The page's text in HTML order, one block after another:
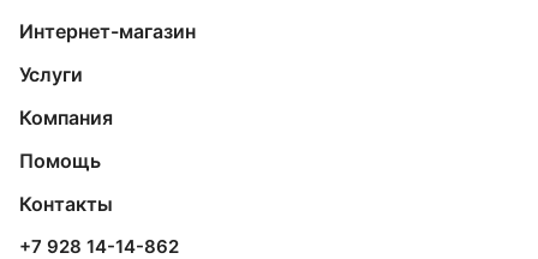
Интернет-магазин
Услуги
Компания
Помощь
Контакты
+7 928 14-14-862